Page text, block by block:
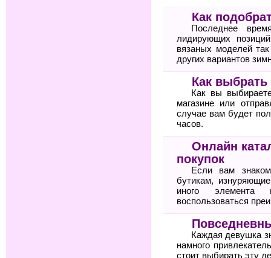
Как
Последнее
лидирующих
вязаных моделей
других вариантов
Как
Как вы
магазине или
случае вам будет
часов.
Онлайн
покупок
Если вам
бутикам,
иного элемента
воспользоваться
Каждая девушка
намного
стоит выбирать эту